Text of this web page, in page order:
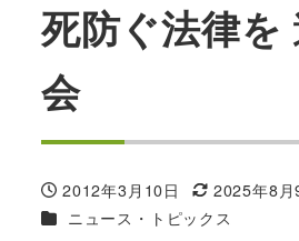
死防ぐ法律を
会
投稿日
2012年3月10日
更新日
2025年8月
カテゴリー
ニュース・トピックス